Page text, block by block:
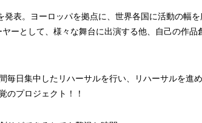
発表。ヨーロッパを拠点に、世界各国に活動の幅
ヤーとして、様々な舞台に出演する他、自己の作品
毎日集中したリハーサルを行い、リハーサルを進
のプロジェクト！！